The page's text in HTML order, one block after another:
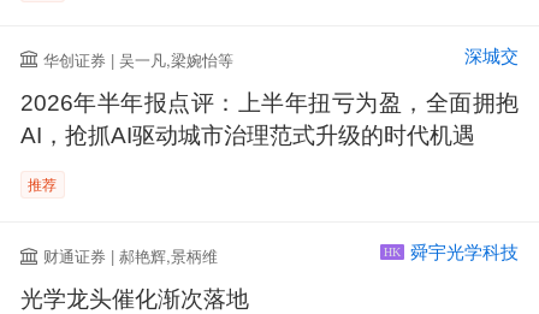
华创证券 | 吴一凡,梁婉怡等 深城交
2026年半年报点评：上半年扭亏为盈，全面拥抱
AI，抢抓AI驱动城市治理范式升级的时代机遇
推荐
财通证券 | 郝艳辉,景柄维 HK 舜宇光学科技
光学龙头催化渐次落地